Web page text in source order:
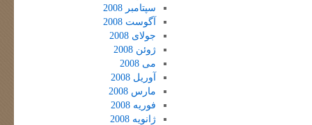
سپتامبر 2008
آگوست 2008
جولای 2008
ژوئن 2008
می 2008
آوریل 2008
مارس 2008
فوریه 2008
ژانویه 2008